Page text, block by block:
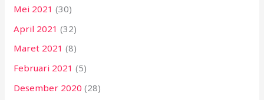
Mei 2021 (30)
April 2021 (32)
Maret 2021 (8)
Februari 2021 (5)
Desember 2020 (28)